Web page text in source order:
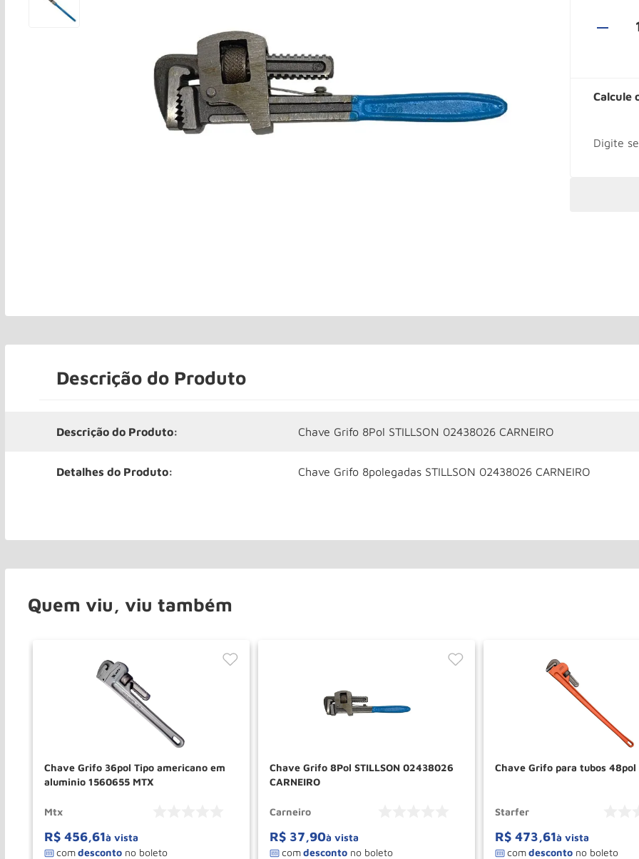
Calcule
Descrição do Produto
Descrição do Produto: Chave Grifo 8Pol STILLSON 02438026 CARNEIRO
Detalhes do Produto: Chave Grifo 8polegadas STILLSON 02438026 CARNEIRO
Quem viu, viu também
Chave Grifo 36pol Tipo americano em
aluminio 1560655 MTX
Mtx
R$ 456,61à vista
Chave Grifo 8Pol STILLSON 02438026
CARNEIRO
Carneiro
R$ 37,90à vista
Chave Grifo para tubos 48pol
Starfer
R$ 473,61à vista